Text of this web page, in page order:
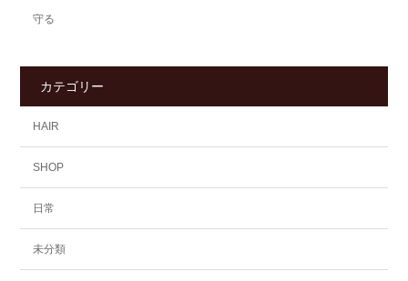
守る
カテゴリー
HAIR
SHOP
日常
未分類